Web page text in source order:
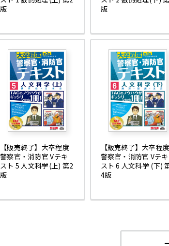
版
版
【販売終了】大卒程度
警察官・消防官 Vテキ
スト 5 人文科学(上) 第2
版
【販売終了】大卒程度
警察官・消防官 Vテキ
スト 6 人文科学 (下)
4版